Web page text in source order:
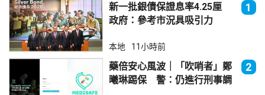
新一批銀債保證息率4.25厘
政府：參考市況具吸引力
1
本地 11小時前
藥倍安心風波｜「吹哨者」鄭
曦琳踢保 警：仍進行刑事調
2